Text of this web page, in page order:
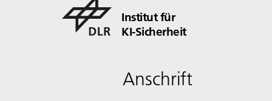
Institut für
KI-Sicherheit
Anschrift